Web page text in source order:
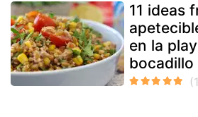
11 ideas
en la
bocadillo